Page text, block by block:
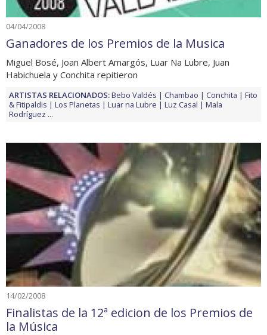
04/04/2008
Ganadores de los Premios de la Musica
Miguel Bosé, Joan Albert Amargós, Luar Na Lubre, Juan
Habichuela y Conchita repitieron
ARTISTAS RELACIONADOS:Bebo Valdés Chambao Conchita
Fito
& Fitipaldis
Los Planetas Luar na Lubre Luz Casal
Mala
Rodríguez ...
14/02/2008
Finalistas de la 12ª edicion de los Premios de
la Música